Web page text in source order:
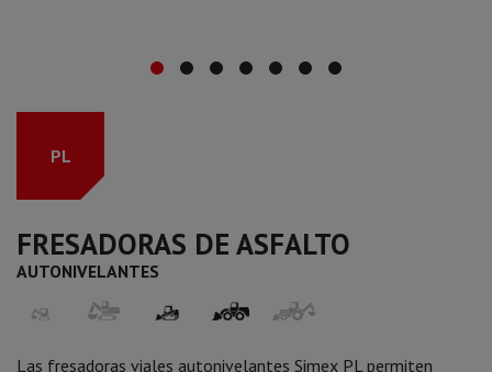
PL
FRESADORAS DE ASFALTO
AUTONIVELANTES
Las fresadoras viales autonivelantes Simex PL permiten